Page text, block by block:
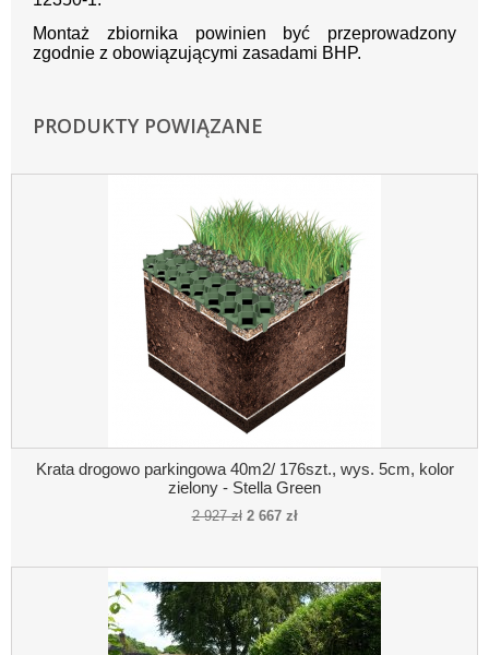
Montaż zbiornika powinien być przeprowadzony
zgodnie z obowiązującymi zasadami BHP.
PRODUKTY POWIĄZANE
Krata drogowo parkingowa 40m2/ 176szt., wys. 5cm, kolor
zielony - Stella Green
2 927 zł 2 667 zł